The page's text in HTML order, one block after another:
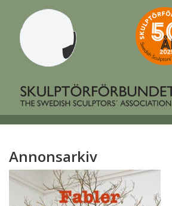
Annonsarkiv